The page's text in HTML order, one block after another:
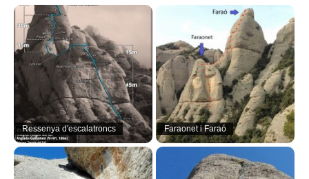
Ressenya d'escalatroncs Faraonet i Faraó